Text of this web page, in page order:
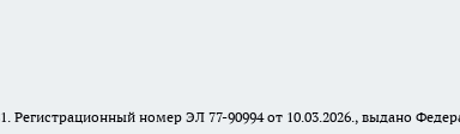
номер ЭЛ 77-90994 от 10.03.2026., выдано